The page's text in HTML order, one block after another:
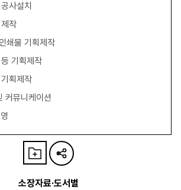
사설치
작
쇄물 기획제작
기획제작
획제작
커뮤니케이션
소장자료·도서별